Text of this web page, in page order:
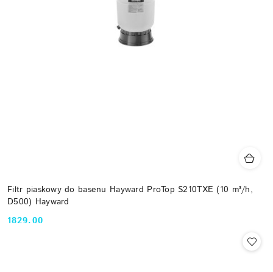
Filtr piaskowy do basenu Hayward ProTop S210TXE (10 m³/h,
D500) Hayward
Cena:
1829.00